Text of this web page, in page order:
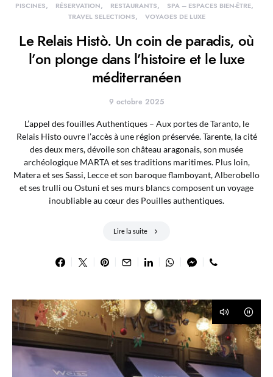
PISCINES
RÉSERVATION RESTAURANTS
SPA – ESPACES BIEN-ÊTRE
TRAVEL SELECTIONS
VOYAGES DE LUXE
Le Relais Histò. Un coin de paradis, où
l’on plonge dans l’histoire et le luxe
méditerranéen
9 octobre 2025
L’appel des fouilles Authentiques – Aux portes de Taranto, le
Relais Histo ouvre l’accès à une région préservée. Tarente, la cité
des deux mers, dévoile son château aragonais, son musée
archéologique MARTA et ses traditions maritimes. Plus loin,
Matera et ses Sassi, Lecce et son baroque flamboyant, Alberobello
et ses trulli ou Ostuni et ses murs blancs composent un voyage
inoubliable au cœur des Pouilles authentiques.
Lire la suite